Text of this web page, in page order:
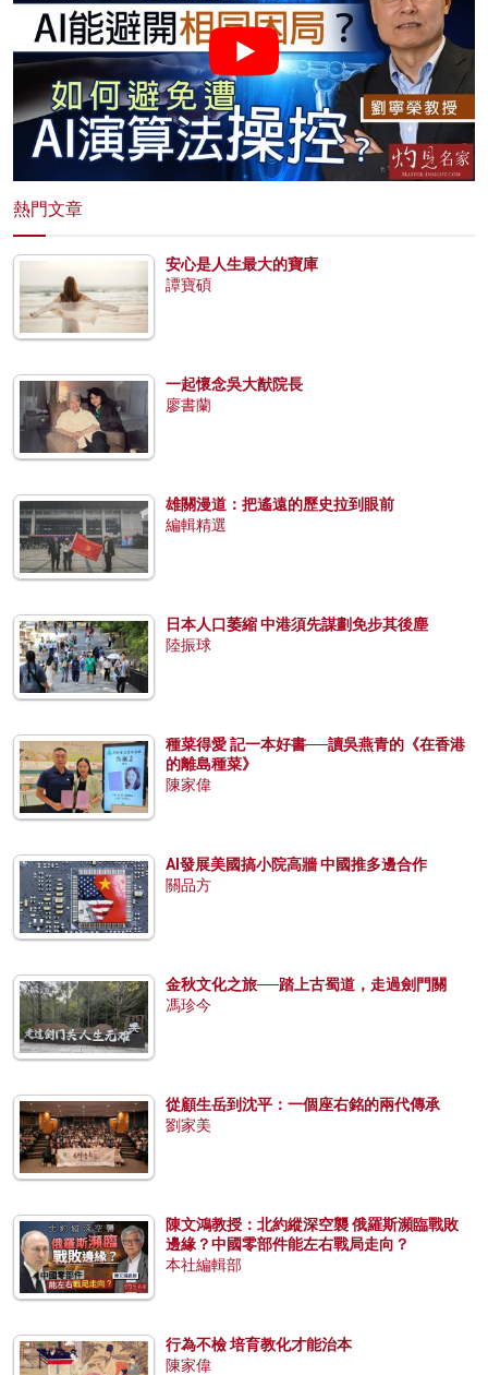
熱門文章
安心是人生最大的寶庫
譚寶碩
一起懷念吳大猷院長
廖書蘭
雄關漫道：把遙遠的歷史拉到眼前
編輯精選
日本人口萎縮 中港須先謀劃免步其後塵
陸振球
種菜得愛 記一本好書──讀吳燕青的《在香港
的離島種菜》
陳家偉
AI發展美國搞小院高牆 中國推多邊合作
關品方
金秋文化之旅──踏上古蜀道，走過劍門關
馮珍今
從顧生岳到沈平：一個座右銘的兩代傳承
劉家美
陳文鴻教授：北約縱深空襲 俄羅斯瀕臨戰敗
邊緣？中國零部件能左右戰局走向？
本社編輯部
行為不檢 培育教化才能治本
陳家偉